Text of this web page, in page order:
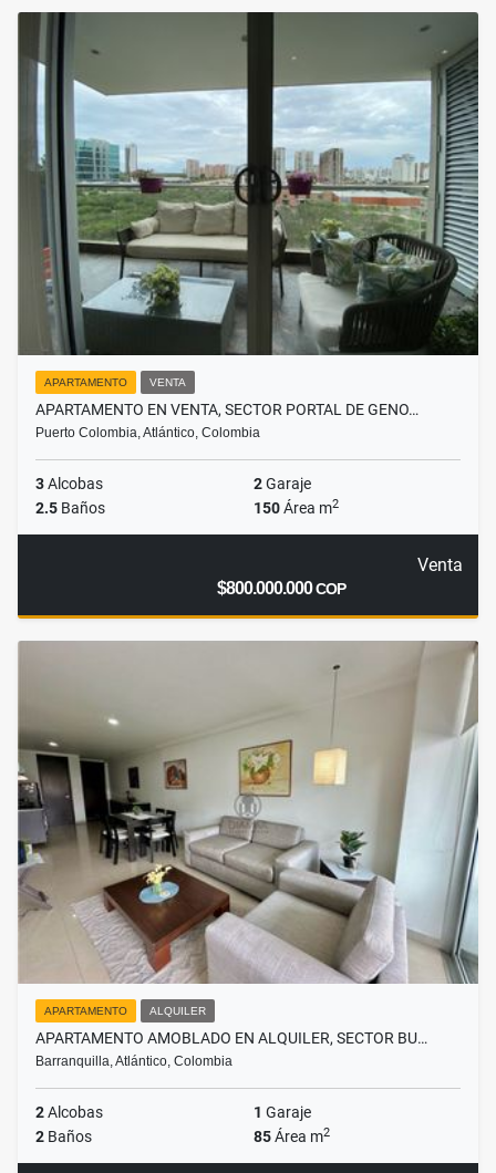
APARTAMENTO VENTA
APARTAMENTO EN VENTA, SECTOR PORTAL DE GENO…
Puerto Colombia, Atlántico, Colombia
3Alcobas 2Garaje
2.5 Baños 150Área m2
Venta
$800.000.000COP
APARTAMENTO ALQUILER
APARTAMENTO AMOBLADO EN ALQUILER, SECTOR BU…
Barranquilla, Atlántico, Colombia
2Alcobas 1 Garaje
2 Baños 85Área m2